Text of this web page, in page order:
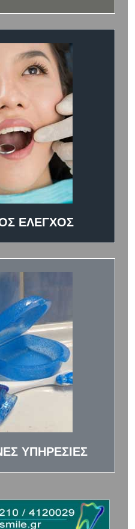
ΕΛΕΓΧΟΣ
ΥΠΗΡΕΣΙΕΣ